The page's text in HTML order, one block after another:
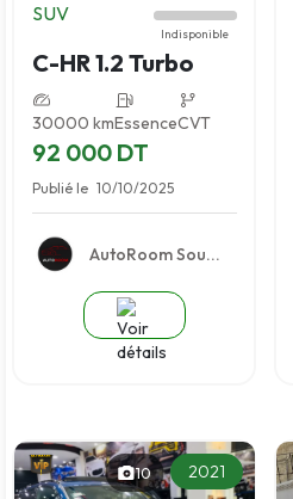
SUV
Indisponible
C-HR 1.2 Turbo
30000 kmEssenceCVT
92 000 DT
Publié le 10/10/2025
AutoRoom Sou...
2021
10